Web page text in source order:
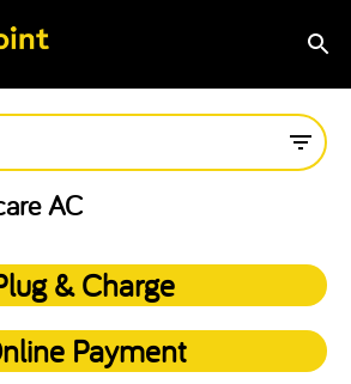
AC
& Charge
Payment